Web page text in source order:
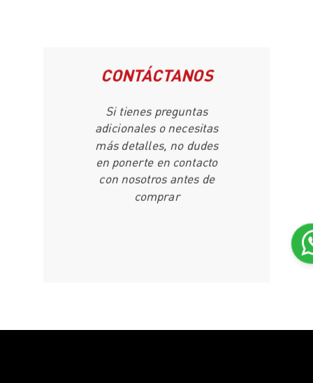
CONTÁCTANOS
Si tienes preguntas
adicionales o necesitas
más detalles, no dudes
en ponerte en contacto
con nosotros antes de
comprar